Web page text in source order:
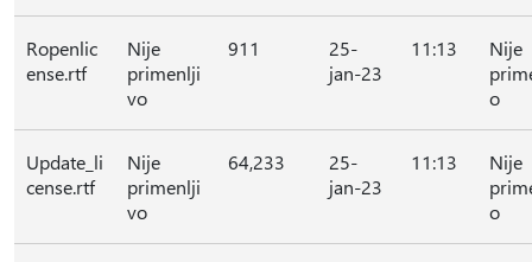
Ropenlic
ense.rtf
Nije
primenlji
vo
911
25-
jan-23
11:13
Nije
o
Update_li
cense.rtf
Nije
primenlji
vo
64,233
25-
jan-23
11:13
Nije
o